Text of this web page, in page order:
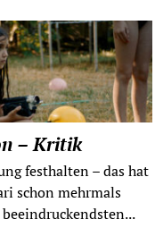
– Kritik
festhalten – das hat
schon mehrmals